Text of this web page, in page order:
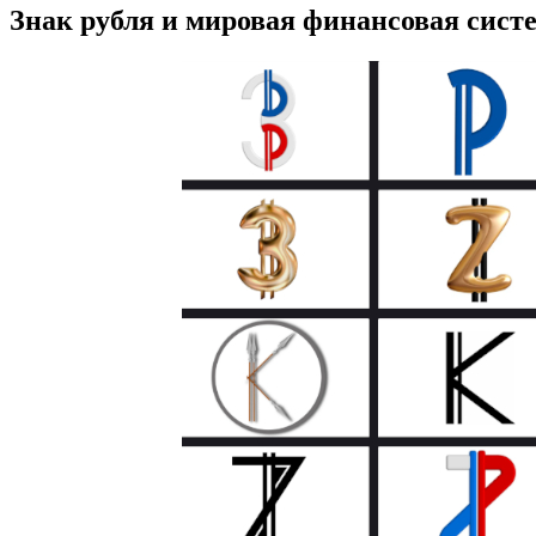
Знак рубля и мировая финансовая